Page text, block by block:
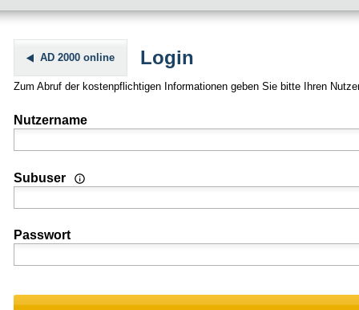
AD 2000 online Login
Zum Abruf der kostenpflichtigen Informationen geben Sie bitte Ihren
Nutzername
Subuser Wenn Sie Nutzer einer Mehrplatz- oder Standortlizenz
Passwort